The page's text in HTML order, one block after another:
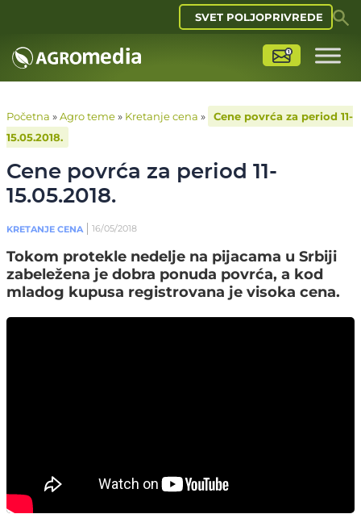
SVET POLJOPRIVREDE
Početna »Agro teme» Kretanje cena »
Cene povrća za period 11-
15.05.2018.
Cene povrća za period 11-
15.05.2018.
KRETANJE CENA 16/05/2018
Tokom protekle nedelje na pijacama u Srbiji
zabeležena je dobra ponuda povrća, a kod
mladog kupusa registrovana je visoka cena.